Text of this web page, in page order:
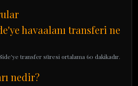
havaalanı transferi ne
transfer süresi ortalama 60 dakikadır.
nedir?